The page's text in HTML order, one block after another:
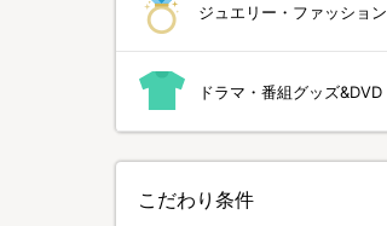
ジュエリー・ファッション
ドラマ・番組グッズ&DVD
こだわり条件